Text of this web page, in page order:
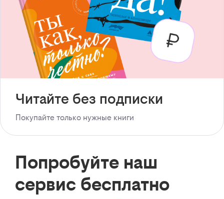
Читайте без подписки
Покупайте только нужные книги
Попробуйте наш
сервис бесплатно